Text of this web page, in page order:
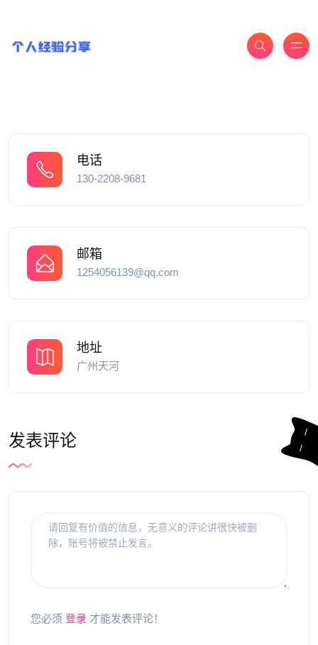
电话
130-2208-9681
邮箱
1254056139@qq.com
地址
广州天河
发表评论
您必须 登录 才能发表评论！